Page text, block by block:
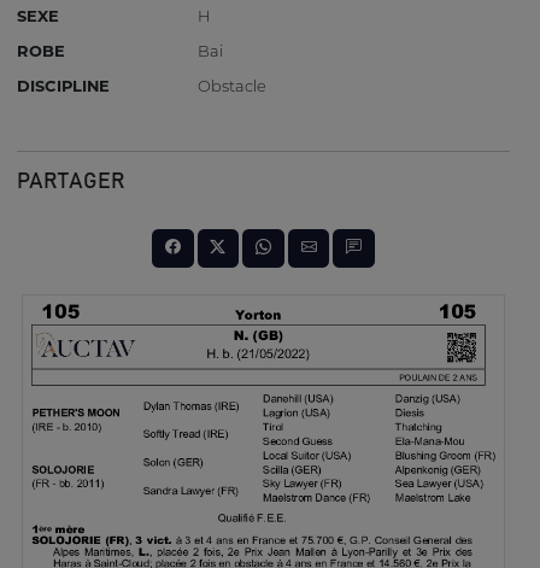
SEXE
H
ROBE
Bai
DISCIPLINE
Obstacle
PARTAGER